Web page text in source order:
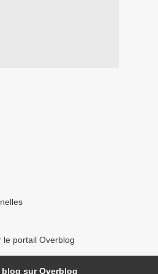
le portail Overblog
blog sur Overblog